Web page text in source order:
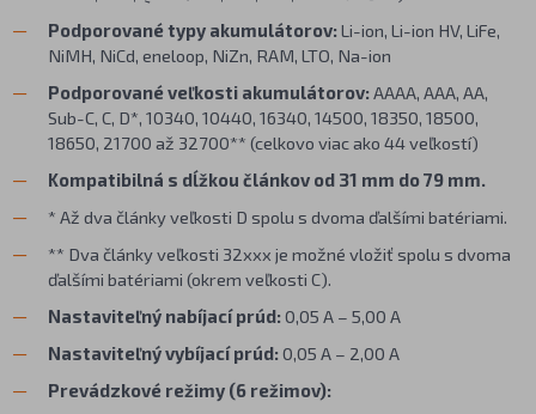
Podporované typy akumulátorov:Li-ion, Li-ion HV, LiFe,
NiMH, NiCd, eneloop, NiZn, RAM, LTO, Na-ion
Podporované veľkosti akumulátorov:AAAA, AAA, AA,
Sub-C, C, D*, 10340, 10440, 16340, 14500, 18350, 18500,
18650, 21700 až 32700** (celkovo viac ako 44 veľkostí)
Kompatibilná s dĺžkou článkov od 31 mm do 79 mm.
* Až dva články veľkosti D spolu s dvoma ďalšími batériami.
** Dva články veľkosti 32xxx je možné vložiť spolu s dvoma
ďalšími batériami (okrem veľkosti C).
Nastaviteľný nabíjací prúd:0,05 A – 5,00 A
Nastaviteľný vybíjací prúd:0,05 A – 2,00 A
Prevádzkové režimy (6 režimov):